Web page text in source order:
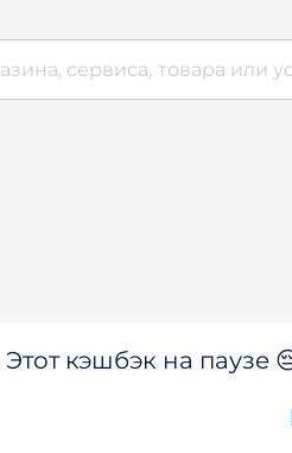
Этот кэшбэк на паузе